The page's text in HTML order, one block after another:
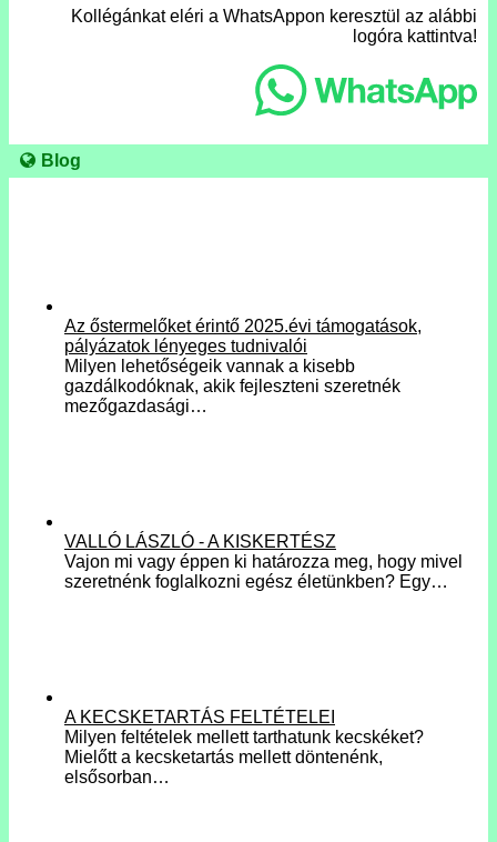
Kollégánkat eléri a WhatsAppon keresztül az alábbi
logóra kattintva!
Blog
Az őstermelőket érintő 2025.évi támogatások,
pályázatok lényeges tudnivalói
Milyen lehetőségeik vannak a kisebb
gazdálkodóknak, akik fejleszteni szeretnék
mezőgazdasági…
VALLÓ LÁSZLÓ - A KISKERTÉSZ
Vajon mi vagy éppen ki határozza meg, hogy mivel
szeretnénk foglalkozni egész életünkben? Egy…
A KECSKETARTÁS FELTÉTELEI
Milyen feltételek mellett tarthatunk kecskéket?
Mielőtt a kecsketartás mellett döntenénk,
elsősorban…